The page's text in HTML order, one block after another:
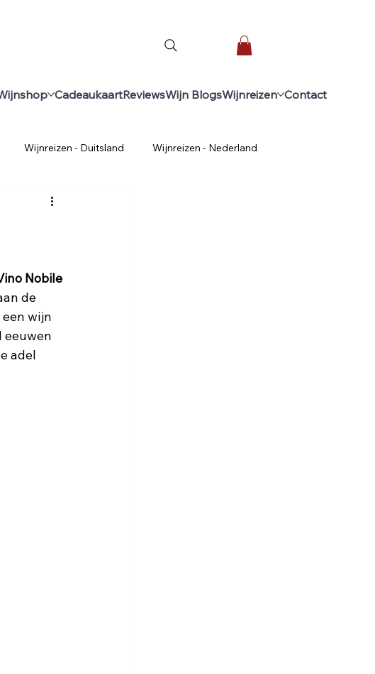
CadeaukaartReviewsWijn BlogsWijnreizen Contact
Wijnreizen - Duitsland Wijnreizen - Nederland
voor Beginners
Nobile
de
wijn
eeuwen
adel